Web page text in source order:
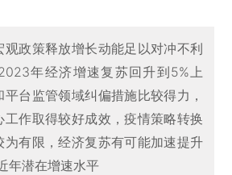
观政策释放增长动能足以对冲不利
年经济增速复苏回升到5%上
台监管领域纠偏措施比较得力，
工作取得较好成效，疫情策略转换
为有限，经济复苏有可能加速提升
年潜在增速水平